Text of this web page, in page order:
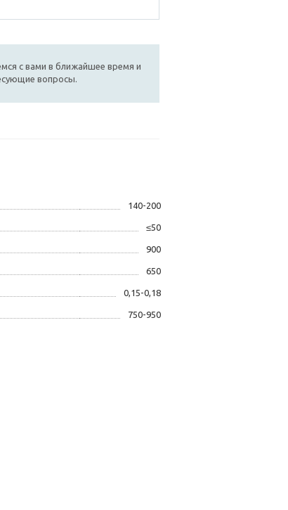
с вами в ближайшее время и
вопросы.
140-200
≤50
900
650
0,15-0,18
750-950